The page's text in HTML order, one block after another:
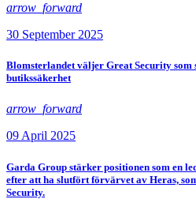
arrow_forward
30 September 2025
Blomsterlandet väljer Great Security som
butikssäkerhet
arrow_forward
09 April 2025
Garda Group stärker positionen som en
efter att ha slutfört förvärvet av Heras,
Security.